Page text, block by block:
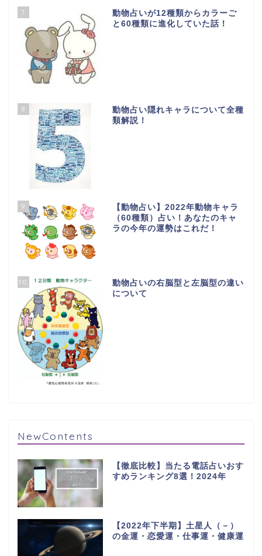
7
動物占いが12種類からカラーご
と60種類に進化していた話！
8
動物占い隠れキャラについて全種
類解説！
9
【動物占い】2022年動物キャラ
（60種類）占い！あなたのキャ
ラの今年の運勢はこれだ！
10
動物占いの右脳型と左脳型の違い
について
NewContents
【徹底比較】当たる電話占いおす
すめランキング8選！2024年
【2022年下半期】土星人（－）
の金運・恋愛運・仕事運・健康運